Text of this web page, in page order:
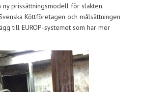
prissättningsmodell för slakten.
Köttföretagen och målsättningen
till EUROP-systemet som har mer